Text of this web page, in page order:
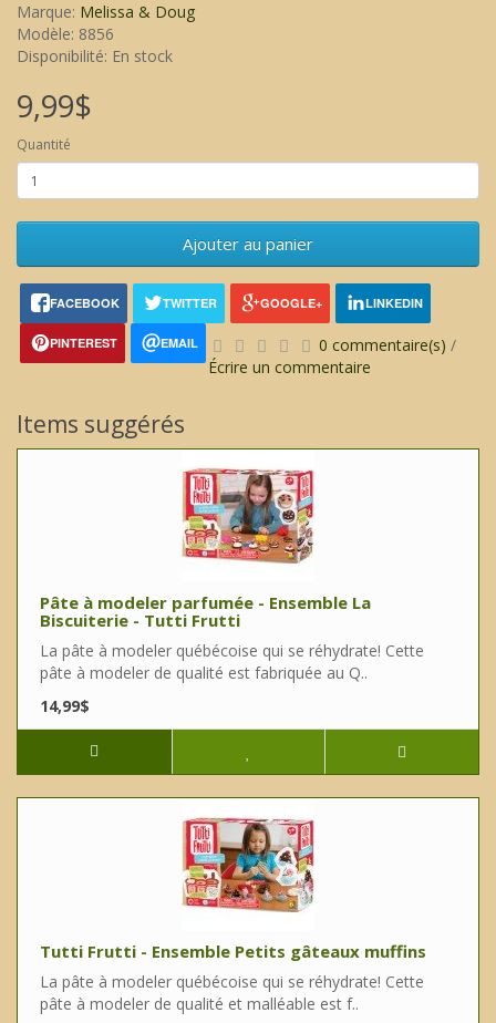
Marque: Melissa & Doug
Modèle: 8856
Disponibilité: En stock
9,99$
Quantité
Ajouter au panier
FACEBOOK TWITTER GOOGLE+ LINKEDIN
PINTEREST EMAIL 0 commentaire(s) /
Écrire un commentaire
Items suggérés
Pâte à modeler parfumée - Ensemble La
Biscuiterie - Tutti Frutti
La pâte à modeler québécoise qui se réhydrate! Cette
pâte à modeler de qualité est fabriquée au Q..
14,99$
Tutti Frutti - Ensemble Petits gâteaux muffins
La pâte à modeler québécoise qui se réhydrate! Cette
pâte à modeler de qualité et malléable est f..